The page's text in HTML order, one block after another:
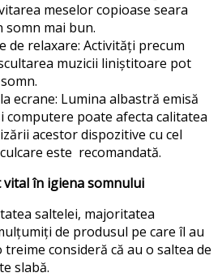
meselor copioase seara
mai bun.
de relaxare: Activități precum
muzicii liniștitoare pot
ecrane: Lumina albastră emisă
computere poate afecta calitatea
acestor dispozitive cu cel
este recomandată.
vital în igiena somnului
saltelei, majoritatea
de produsul pe care îl au
treime consideră că au o saltea de
slabă.